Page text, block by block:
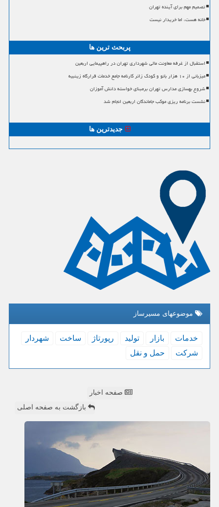
تصمیم مهم برای آینده تهران
خانه هست، اما خریدار نیست
پربحث ترین ها
استقبال از غرفه معاونت مالی شهرداری تهران در راهپیمایی اربعین
میزبانی از ۱۰ هزار بانو و کودک زائر کارنامه جامع خدمات قرارگاه زینبیه
شروع بهسازی مدارس تهران برمبنای خواسته دانش آموزان
نشست برنامه ریزی موکب جاماندگان اربعین انجام شد
جدیدترین ها
موضوعهای مسیرساز
خدمات بازار تولید رپورتاژ ساخت
شهردار
شركت
حمل و نقل
صفحه اخبار
بازگشت به صفحه اصلی